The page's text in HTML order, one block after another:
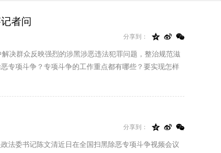
者问
分享到：   
决群众反映强烈的涉黑涉恶违法犯罪问题，整治规范滋
专项斗争？专项斗争的工作重点都有哪些？要实现怎样
分享到：   
法委书记陈文清近日在全国扫黑除恶专项斗争视频会议